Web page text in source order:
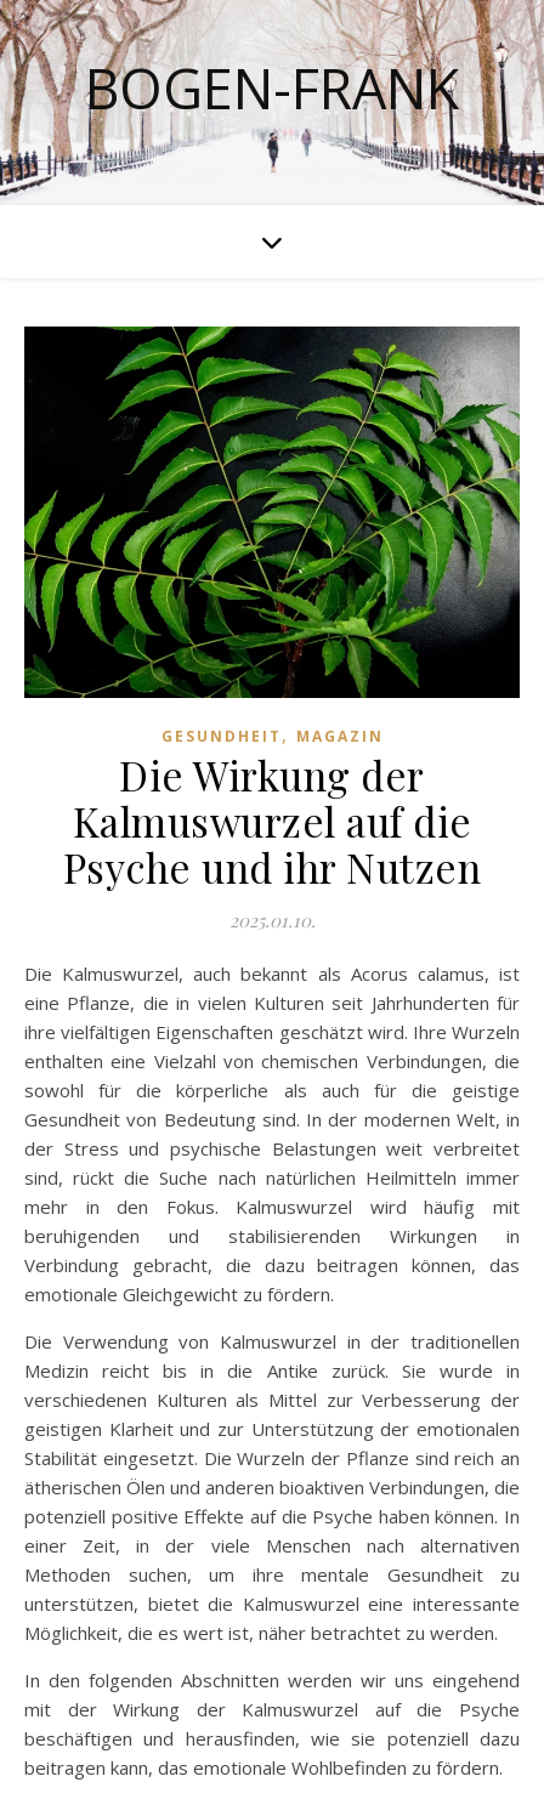
BOGEN-FRANK
GESUNDHEIT , MAGAZIN
Die Wirkung der
Kalmuswurzel auf die
Psyche und ihr Nutzen
2025.01.10.
Die Kalmuswurzel, auch bekannt als Acorus calamus, ist
eine Pflanze, die in vielen Kulturen seit Jahrhunderten für
ihre vielfältigen Eigenschaften geschätzt wird. Ihre Wurzeln
enthalten eine Vielzahl von chemischen Verbindungen, die
sowohl für die körperliche als auch für die geistige
Gesundheit von Bedeutung sind. In der modernen Welt, in
der Stress und psychische Belastungen weit verbreitet
sind, rückt die Suche nach natürlichen Heilmitteln immer
mehr in den Fokus. Kalmuswurzel wird häufig mit
beruhigenden und stabilisierenden Wirkungen in
Verbindung gebracht, die dazu beitragen können, das
emotionale Gleichgewicht zu fördern.
Die Verwendung von Kalmuswurzel in der traditionellen
Medizin reicht bis in die Antike zurück. Sie wurde in
verschiedenen Kulturen als Mittel zur Verbesserung der
geistigen Klarheit und zur Unterstützung der emotionalen
Stabilität eingesetzt. Die Wurzeln der Pflanze sind reich an
ätherischen Ölen und anderen bioaktiven Verbindungen, die
potenziell positive Effekte auf die Psyche haben können. In
einer Zeit, in der viele Menschen nach alternativen
Methoden suchen, um ihre mentale Gesundheit zu
unterstützen, bietet die Kalmuswurzel eine interessante
Möglichkeit, die es wert ist, näher betrachtet zu werden.
In den folgenden Abschnitten werden wir uns eingehend
mit der Wirkung der Kalmuswurzel auf die Psyche
beschäftigen und herausfinden, wie sie potenziell dazu
beitragen kann, das emotionale Wohlbefinden zu fördern.